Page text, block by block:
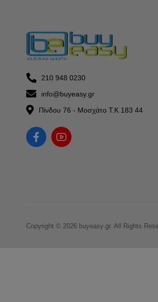
210 948 0230
info@buyeasy.gr
Πίνδου 76 - Μοσχάτο Τ.Κ 183 44
Copyright © 2026 buyeasy.gr. All Rights